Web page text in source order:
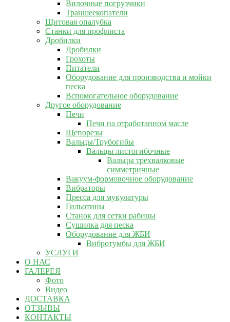
Вилочные погрузчики
Траншеекопатели
Щитовая опалубка
Станки для профлиста
Дробилки
Дробилки
Грохоты
Питатели
Оборудование для производства и мойки
песка
Вспомогательное оборудование
Другое оборудование
Печи
Печи на отработанном масле
Щепорезы
Вальцы/Трубогибы
Вальцы листогибочные
Вальцы трехвалковые
симметричные
Вакуум-формовочное оборудование
Вибраторы
Пресса для мукулатуры
Гильотины
Станок для сетки рабицы
Сушилка для песка
Оборудование для ЖБИ
Вибротумбы для ЖБИ
УСЛУГИ
О НАС
ГАЛЕРЕЯ
Фото
Видео
ДОСТАВКА
ОТЗЫВЫ
КОНТАКТЫ